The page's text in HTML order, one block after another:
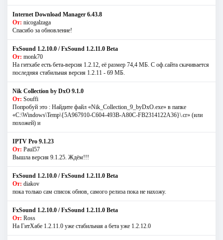
Internet Download Manager 6.43.8
От: nicogalzaga
Спасибо за обновление!
FxSound 1.2.10.0 / FxSound 1.2.11.0 Beta
От: monk70
На гитхабе есть бета-версия 1.2.12, её размер 74,4 МБ. С оф.сайта скачивается
последняя стабильная версия 1.2.11 - 69 МБ.
Nik Collection by DxO 9.1.0
От: Souffi
Попробуй это : Найдите файл «Nik_Collection_9_byDxO.exe» в папке
«C:\Windows\Temp\{5A967910-C604-493B-A80C-FB2314122A36}\.cr» (или
похожей) и
IPTV Pro 9.1.23
От: Paul57
Вышла версия 9.1.25. Ждём!!!
FxSound 1.2.10.0 / FxSound 1.2.11.0 Beta
От: diakov
пока только сам список обнов, самого релиза пока не нахожу.
FxSound 1.2.10.0 / FxSound 1.2.11.0 Beta
От: Ross
На ГитХабе 1.2.11.0 уже стабильная а бета уже 1.2.12.0